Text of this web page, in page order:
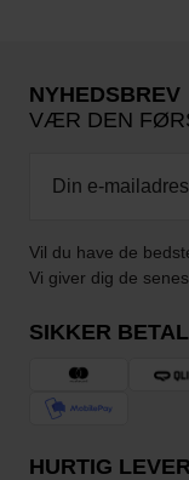
NYHEDSBREV
VÆR DEN
Vil du have de
Vi giver dig de
SIKKER
HURTIG